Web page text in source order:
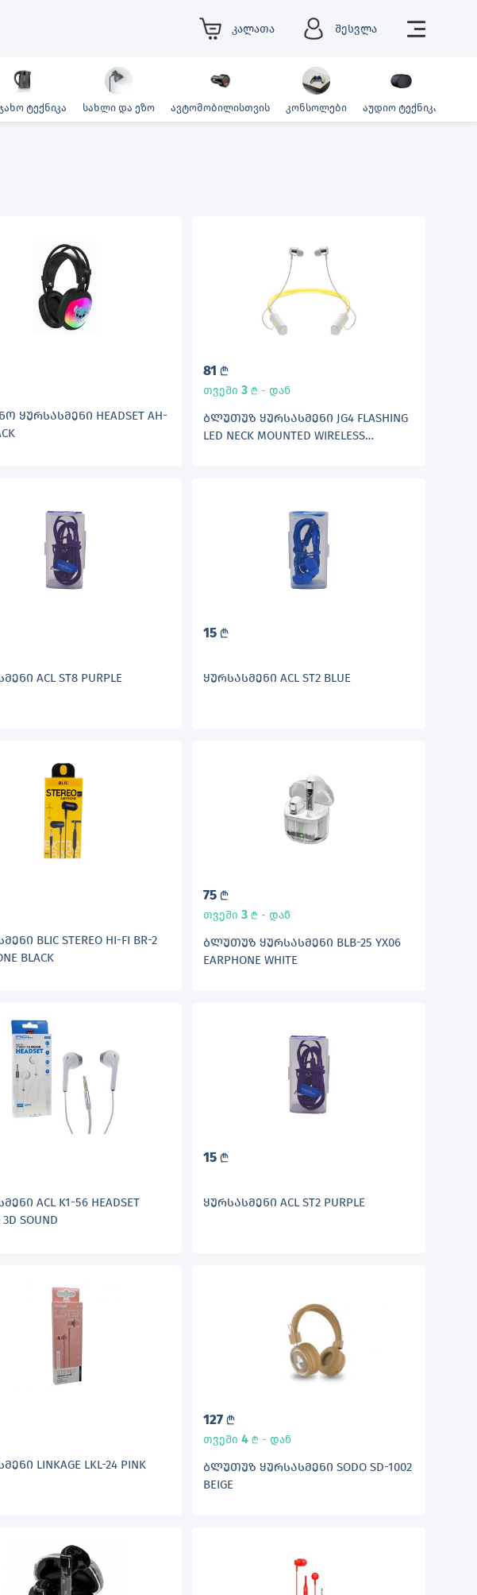
კალათა შესვლა
ტექნიკა სახლი და ეზო ავტომობილისთვის კონსოლები აუდიო ტექნიკა
ᲧᲣᲠᲡᲐᲡᲛᲔᲜᲘ HEADSET AH-
81 L
თვეში 3 L - დან
ᲑᲚᲣᲗᲣᲖ ᲧᲣᲠᲡᲐᲡᲛᲔᲜᲘ JG4 FLASHING
LED NECK MOUNTED WIRELESS
ACL ST8 PURPLE
15 L
ᲧᲣᲠᲡᲐᲡᲛᲔᲜᲘ ACL ST2 BLUE
BLIC STEREO HI-FI BR-2
BLACK
75 L
თვეში 3 L - დან
ᲑᲚᲣᲗᲣᲖ ᲧᲣᲠᲡᲐᲡᲛᲔᲜᲘ BLB-25 YX06
EARPHONE WHITE
ACL K1-56 HEADSET
3D SOUND
15 L
ᲧᲣᲠᲡᲐᲡᲛᲔᲜᲘ ACL ST2 PURPLE
LINKAGE LKL-24 PINK
127 L
თვეში 4 L - დან
ᲑᲚᲣᲗᲣᲖ ᲧᲣᲠᲡᲐᲡᲛᲔᲜᲘ SODO SD-1002
BEIGE